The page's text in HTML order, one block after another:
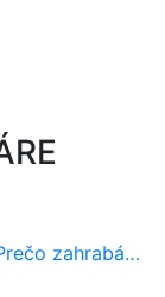
les pod zem?